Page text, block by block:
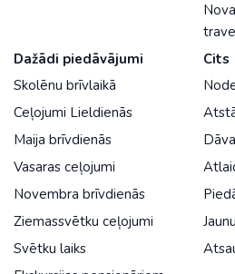
Dažādi piedāvājumi
Skolēnu brīvlaikā
Ceļojumi Lieldienās
Maija brīvdienās
Vasaras ceļojumi
Novembra brīvdienās
Ziemassvētku ceļojumi
Svētku laiks
Cits